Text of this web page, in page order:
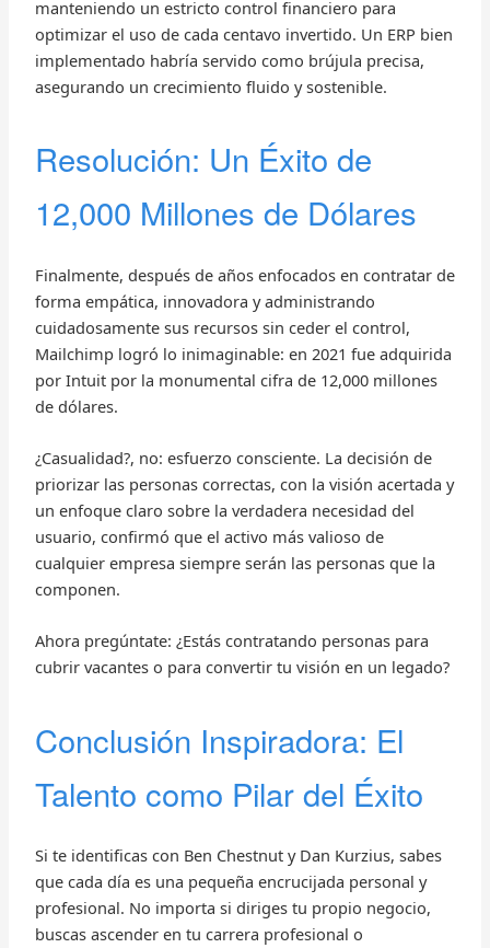
manteniendo un estricto control financiero para
optimizar el uso de cada centavo invertido. Un ERP bien
implementado habría servido como brújula precisa,
asegurando un crecimiento fluido y sostenible.
Resolución: Un Éxito de
12,000 Millones de Dólares
Finalmente, después de años enfocados en contratar de
forma empática, innovadora y administrando
cuidadosamente sus recursos sin ceder el control,
Mailchimp logró lo inimaginable: en 2021 fue adquirida
por Intuit por la monumental cifra de 12,000 millones
de dólares.
¿Casualidad?, no: esfuerzo consciente. La decisión de
priorizar las personas correctas, con la visión acertada y
un enfoque claro sobre la verdadera necesidad del
usuario, confirmó que el activo más valioso de
cualquier empresa siempre serán las personas que la
componen.
Ahora pregúntate: ¿Estás contratando personas para
cubrir vacantes o para convertir tu visión en un legado?
Conclusión Inspiradora: El
Talento como Pilar del Éxito
Si te identificas con Ben Chestnut y Dan Kurzius, sabes
que cada día es una pequeña encrucijada personal y
profesional. No importa si diriges tu propio negocio,
buscas ascender en tu carrera profesional o